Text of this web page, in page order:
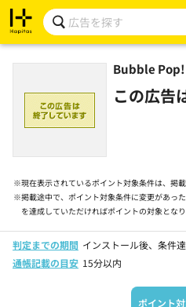
Bubble
この広告
※現在表示されているポイント対象条件は、掲載
※掲載途中で、ポイント対象条件に変更があっ
を達成していただければポイントの対象とな
判定までの期間 インストール後、条件
通帳記載の目安 15分以内
ポイント